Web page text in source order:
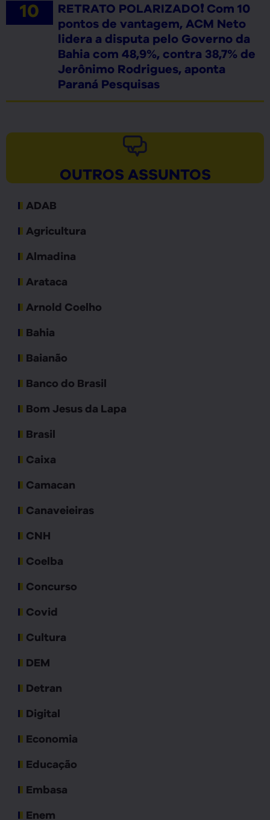
RETRATO POLARIZADO❗ Com 10
pontos de vantagem, ACM Neto
lidera a disputa pelo Governo da
Bahia com 48,9%, contra 38,7% de
Jerônimo Rodrigues, aponta
Paraná Pesquisas
OUTROS ASSUNTOS
ADAB
Agricultura
Almadina
Arataca
Arnold Coelho
Bahia
Baianão
Banco do Brasil
Bom Jesus da Lapa
Brasil
Caixa
Camacan
Canaveieiras
CNH
Coelba
Concurso
Covid
Cultura
DEM
Detran
Digital
Economia
Educação
Embasa
Enem